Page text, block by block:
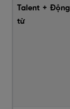
Talent + Động
từ